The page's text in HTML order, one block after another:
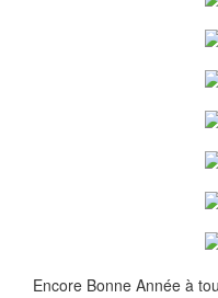
Encore Bonne Année à